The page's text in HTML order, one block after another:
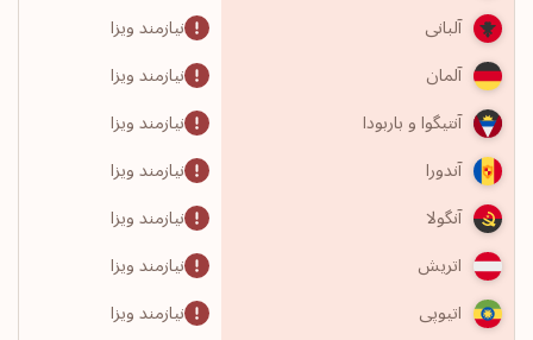
آلبانی
نیازمند ویزا
آلمان
نیازمند ویزا
آنتیگوا و باربودا
نیازمند ویزا
آندورا
نیازمند ویزا
آنگولا
نیازمند ویزا
اتریش
نیازمند ویزا
اتیوپی
نیازمند ویزا